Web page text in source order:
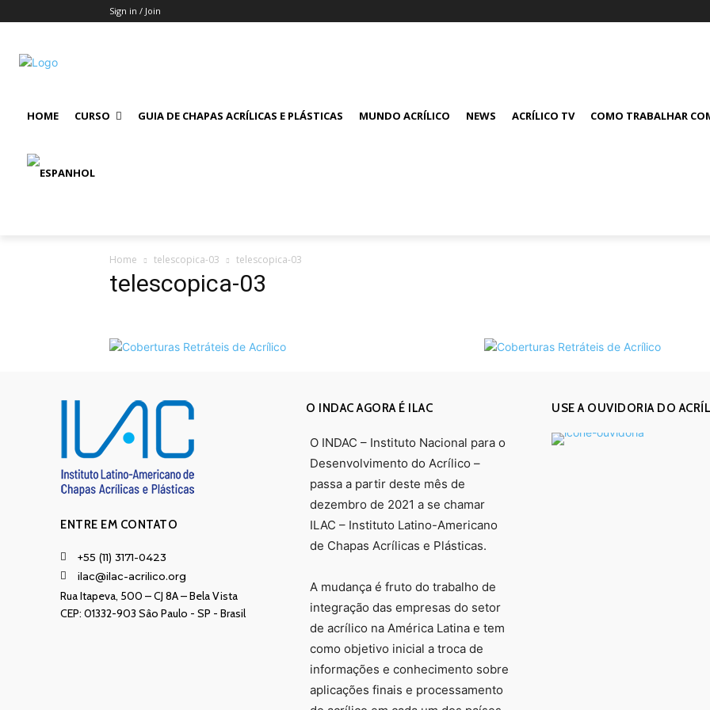
Sign in / Join
HOME CURSO GUIA DE CHAPAS ACRÍLICAS E PLÁSTICAS MUNDO ACRÍLICO NEWS ACRÍLICO TV COMO TRABALHAR
Home telescopica-03 telescopica-03
telescopica-03
ENTRE EM CONTATO
+55 (11) 3171-0423
ilac@ilac-acrilico.org
Rua Itapeva, 500 – CJ 8A – Bela Vista
CEP: 01332-903 Sâo Paulo - SP - Brasil
O INDAC AGORA É ILAC
O INDAC – Instituto Nacional para o
Desenvolvimento do Acrílico –
passa a partir deste mês de
dezembro de 2021 a se chamar
ILAC – Instituto Latino-Americano
de Chapas Acrílicas e Plásticas.
A mudança é fruto do trabalho de
integração das empresas do setor
de acrílico na América Latina e tem
como objetivo inicial a troca de
informações e conhecimento sobre
aplicações finais e processamento
USE A OUVIDORIA DO